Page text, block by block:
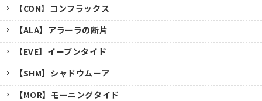
【CON】コンフラックス
【ALA】アラーラの断片
【EVE】イーブンタイド
【SHM】シャドウムーア
【MOR】モーニングタイド